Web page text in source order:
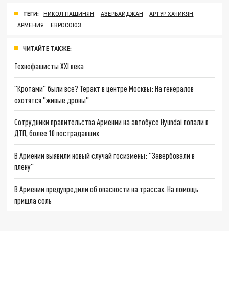
ТЕГИ: НИКОЛ ПАШИНЯН АЗЕРБАЙДЖАН
АРТУР ХАЧИКЯН
АРМЕНИЯ
ЕВРОСОЮЗ
ЧИТАЙТЕ ТАКЖЕ:
Технофашисты XXI века
"Кротами" были все? Теракт в центре Москвы: На генералов
охотятся "живые дроны"
Сотрудники правительства Армении на автобусе Hyundai попали в
ДТП, более 10 пострадавших
В Армении выявили новый случай госизмены: "Завербовали в
плену"
В Армении предупредили об опасности на трассах. На помощь
пришла соль